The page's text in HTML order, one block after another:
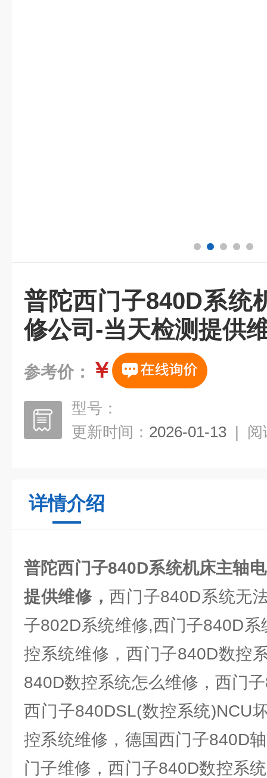
普陀西门子840D系统
修公司-当天检测提供
参考价： ￥
型号：
更新时间： 2026-01-13 | 阅
详情介绍
普陀西门子840D系统机床主轴
提供维修，西门子840D系统无
子802D系统维修,西门子840D
控系统维修，西门子840D数控
840D数控系统怎么维修，西门
西门子840DSL(数控系统)NCU
控系统维修，德国西门子840D
门子维修，西门子840D数控系